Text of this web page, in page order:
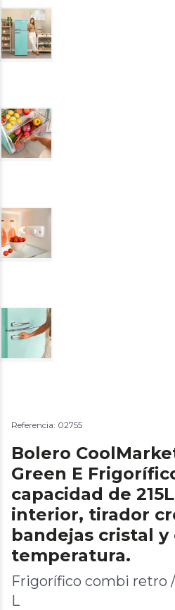
Referencia: 02755
Bolero
Green E
capacidad de
interior, tirador
bandejas cristal
temperatura.
Frigorífico combi retro
L